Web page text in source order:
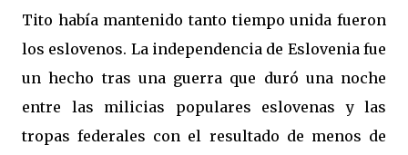
Tito había mantenido tanto tiempo unida fueron
los eslovenos. La independencia de Eslovenia fue
un hecho tras una guerra que duró una noche
entre las milicias populares eslovenas y las
tropas federales con el resultado de menos de